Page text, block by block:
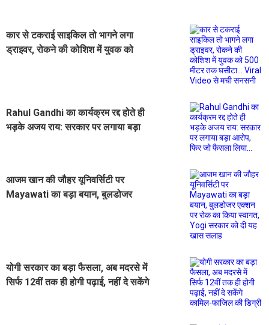
कार से टकराई साइकिल तो भागने लगा
ड्राइवर, रोकने की कोशिश में युवक को
Rahul Gandhi का कार्यक्रम रद्द होते ही
भड़के अजय राय: सरकार पर लगाया बड़ा
आजम खान की जौहर यूनिवर्सिटी पर
Mayawati का बड़ा बयान, बुलडोजर
योगी सरकार का बड़ा फैसला, अब मदरसे में
सिर्फ 12वीं तक ही होगी पढ़ाई, नहीं दे सकेंगे